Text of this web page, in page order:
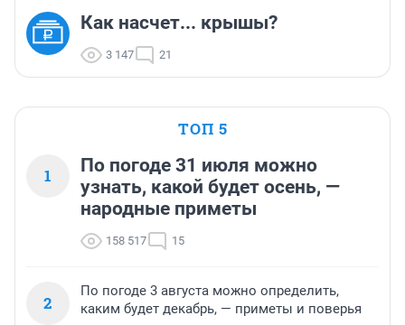
Как насчет... крышы?
3 147 21
ТОП 5
1
По погоде 31 июля можно
узнать, какой будет осень, —
народные приметы
158 517 15
2
По погоде 3 августа можно определить,
каким будет декабрь, — приметы и поверья